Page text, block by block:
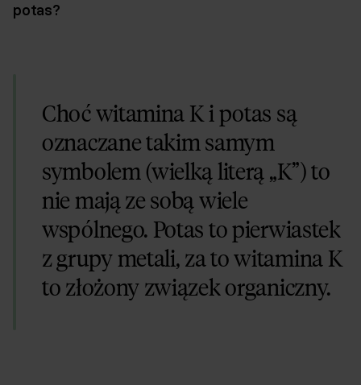
potas?
Choć witamina K i potas są
oznaczane takim samym
symbolem (wielką literą „K”) to
nie mają ze sobą wiele
wspólnego. Potas to pierwiastek
z grupy metali, za to witamina K
to złożony związek organiczny.